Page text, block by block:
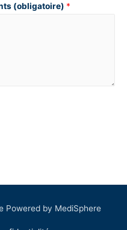
(obligatoire) *
Powered by MediSphere